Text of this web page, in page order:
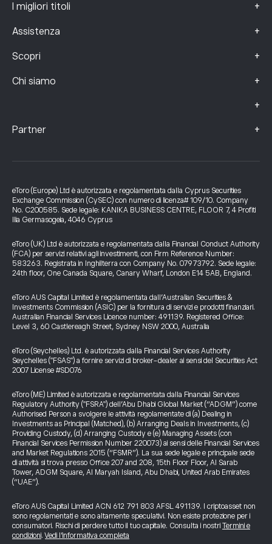
I migliori titoli +
Assistenza +
Scopri +
Chi siamo +
+
Partner +
eToro (Europe) Ltd è autorizzata e regolamentata dalla Cyprus Securities
Exchange Commission (CySEC) con numero di licenza# 109/10. Company
No. C200585. Sede legale: KANIKA BUSINESS CENTRE, FLOOR 7, 4 Profiti
Ilia Germasogeia, 4046 Cyprus
eToro (UK) Ltd è autorizzata e regolamentata dalla Financial Conduct Authority
(FCA) per servizi relativi agli investimenti, con Firm Reference Number:
583263. Registrata in Inghilterra con Company No. 07973792. Sede legale:
24th floor, One Canada Square, Canary Wharf, London E14 5AB, England.
eToro AUS Capital Limited è regolamentata dall’Australian Securities &
Investments Commission (ASIC) per la fornitura di servizi e prodotti finanziari.
Australian Financial Services Licence number: 491139. Registered Office:
Level 3, 60 Castlereagh Street, Sydney NSW 2000, Australia
eToro (Seychelles) Ltd. è autorizzata dalla Financial Services Authority
Seychelles ("FSAS") a fornire servizi di broker-dealer ai sensi del Securities Act
2007 License #SD076
eToro (ME) Limited è autorizzata e regolamentata dalla Financial Services
Regulatory Authority ("FSRA") dell’Abu Dhabi Global Market (“ADGM”) come
Authorised Person a svolgere le attività regolamentate di (a) Dealing in
Investments as Principal (Matched), (b) Arranging Deals in Investments, (c)
Providing Custody, (d) Arranging Custody e (e) Managing Assets (con
Financial Services Permission Number 220073) ai sensi delle Financial Services
and Market Regulations 2015 (“FSMR”). La sua sede legale e principale sede
di attività si trova presso Office 207 and 208, 15th Floor Floor, Al Sarab
Tower, ADGM Square, Al Maryah Island, Abu Dhabi, United Arab Emirates
(“UAE”).
eToro AUS Capital Limited ACN 612 791 803 AFSL 491139. I criptoasset non
sono regolamentati e sono altamente speculativi. Non esiste protezione per i
consumatori. Rischi di perdere tutto il tuo capitale. Consulta i nostri Termini e
condizioni.Vedi l’informativa completa